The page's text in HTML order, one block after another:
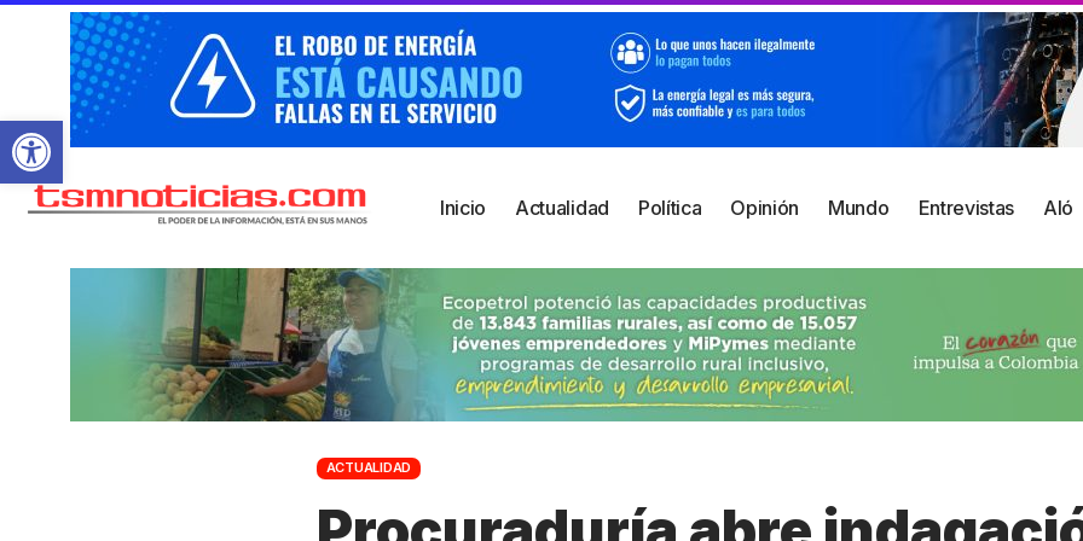
Abrir barra de herramientas
Inicio Actualidad Política Opinión Mundo Entrevistas Aló
ACTUALIDAD